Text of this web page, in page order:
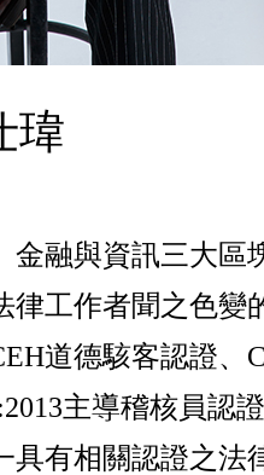
瑋
金融與資訊三大區
律工作者聞之色變
道德駭客認證、
主導稽核員認
具有相關認證之法